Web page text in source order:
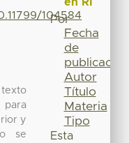
104584
texto
y
se
Por
Fecha
de
publicación
Autor
Título
Materia
Tipo
Esta